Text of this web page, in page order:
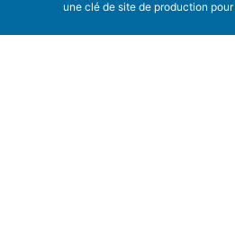
une clé de site de production pour